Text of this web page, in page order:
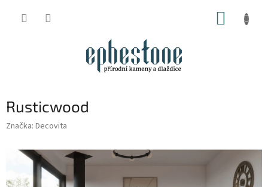
Rusticwood
Značka: Decovita